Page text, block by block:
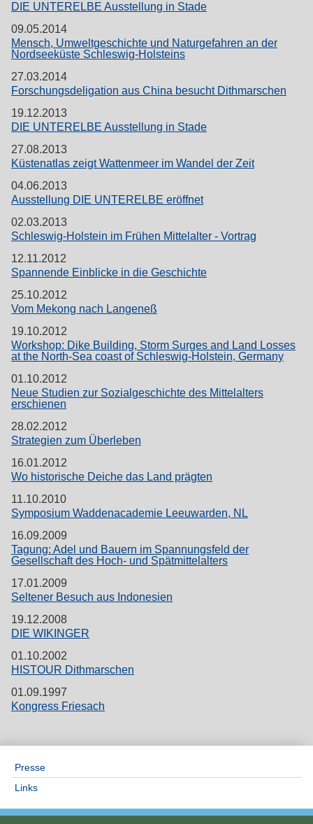
DIE UNTERELBE Ausstellung in Stade
09.05.2014
Mensch, Umweltgeschichte und Naturgefahren an der
Nordseeküste Schleswig-Holsteins
27.03.2014
Forschungsdeligation aus China besucht Dithmarschen
19.12.2013
DIE UNTERELBE Ausstellung in Stade
27.08.2013
Küstenatlas zeigt Wattenmeer im Wandel der Zeit
04.06.2013
Ausstellung DIE UNTERELBE eröffnet
02.03.2013
Schleswig-Holstein im Frühen Mittelalter - Vortrag
12.11.2012
Spannende Einblicke in die Geschichte
25.10.2012
Vom Mekong nach Langeneß
19.10.2012
Workshop: Dike Building, Storm Surges and Land Losses
at the North-Sea coast of Schleswig-Holstein, Germany
01.10.2012
Neue Studien zur Sozialgeschichte des Mittelalters
erschienen
28.02.2012
Strategien zum Überleben
16.01.2012
Wo historische Deiche das Land prägten
11.10.2010
Symposium Waddenacademie Leeuwarden, NL
16.09.2009
Tagung: Adel und Bauern im Spannungsfeld der
Gesellschaft des Hoch- und Spätmittelalters
17.01.2009
Seltener Besuch aus Indonesien
19.12.2008
DIE WIKINGER
01.10.2002
HISTOUR Dithmarschen
01.09.1997
Kongress Friesach
Presse
Links